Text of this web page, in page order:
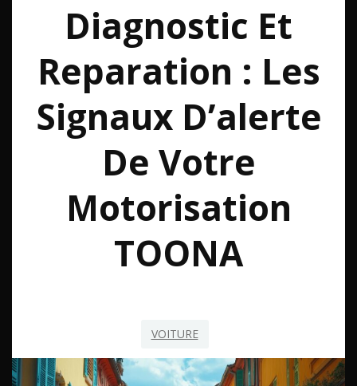
Diagnostic Et
Reparation : Les
Signaux D’alerte
De Votre
Motorisation
TOONA
VOITURE